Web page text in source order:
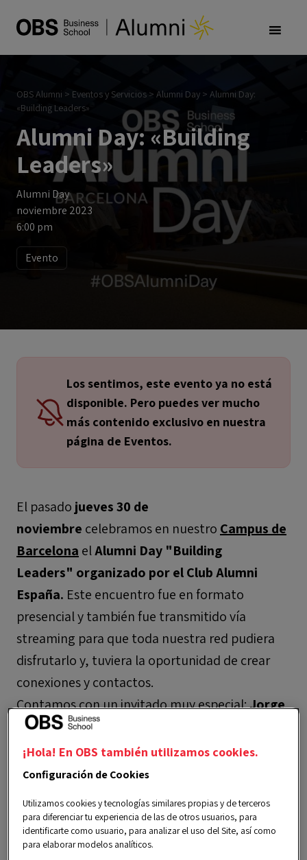
OBS Alumni > Eventos y Servicios > Alumni Day > Alumni Day:
«Building Leaders»
Alumni Day: «Building
Leaders»
Alumni Day
noviembre 2023
6:00 pm
Evento
Los sentimos, este evento ya no está
disponible. Pero puedes ver mucho
más contenido exclusivo en nuestra
página de Eventos.
El pasado jueves 30 de
noviembre celebramos en nuestro Campus de
Barcelona elAlumni Day "Building
Leaders" organizado por el Club Alumni
España. Este encuentro fue en formato
presencial y también fue transmitido vía
streaming para que toda nuestra red pudiera
disfrutarlo y, tuviera la oportunidad de crear
conexiones y contactos.
Contamos con un invitado muy especial:Jorge
Branger ,emprendedor, marketero y estratega
digital. Actualmente, es uno de los referentes
más potentes dentro del sector digital. Jorge
Club del 1%" para toda la comunidad OBS.
¡Vive la experiencia del Alumni Day!En estos
¡Hola! En OBS también utilizamos cookies.
Configuración de Cookies
Utilizamos cookies y tecnologías similares propias y de terceros
para diferenciar tu experiencia de las de otros usuarios, para
identificarte como usuario, para analizar el uso del Site, así como
para elaborar modelos analíticos.